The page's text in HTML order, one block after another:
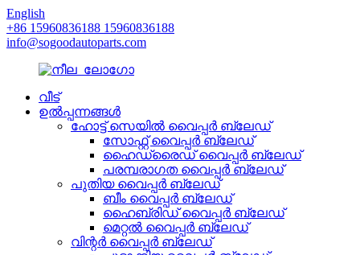
English
+86 15960836188 15960836188
info@sogoodautoparts.com
വീട്
ഉൽപ്പന്നങ്ങൾ
ഹോട്ട് സെയിൽ വൈപ്പർ ബ്ലേഡ്
സോഫ്റ്റ് വൈപ്പർ ബ്ലേഡ്
ഹൈഡ്രൈഡ് വൈപ്പർ ബ്ലേഡ്
പരമ്പരാഗത വൈപ്പർ ബ്ലേഡ്
പുതിയ വൈപ്പർ ബ്ലേഡ്
ബീം വൈപ്പർ ബ്ലേഡ്
ഹൈബ്രിഡ് വൈപ്പർ ബ്ലേഡ്
മെറ്റൽ വൈപ്പർ ബ്ലേഡ്
വിന്റർ വൈപ്പർ ബ്ലേഡ്